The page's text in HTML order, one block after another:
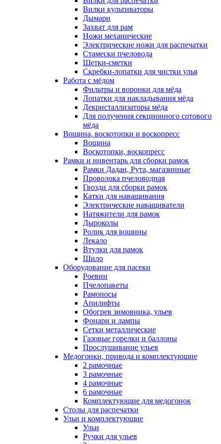
Вилки культиваторы
Дымари
Захват для рам
Ножи механические
Электрические ножи для распечатки
Стамески пчеловода
Щетки-сметки
Скребки-лопатки для чистки улья
Работа с мёдом
Фильтры и воронки для мёда
Лопатки для накладывания мёда
Декристаллизаторы мёда
Для получения секционного сотового
мёда
Вощина, воскотопки и воскопресс
Вощина
Воскотопки, воскопресс
Рамки и инвентарь для сборки рамок
Рамки Дадан, Рута, магазинные
Проволока пчеловодная
Гвозди для сборки рамок
Катки для наващивания
Электрические наващиватели
Натяжители для рамок
Дыроколы
Ролик для вощины
Лекало
Втулки для рамок
Шило
Оборудование для пасеки
Роевни
Пчелопакеты
Рамоносы
Апилифты
Обогрев зимовника, ульев
Фонари и лампы
Сетки металлические
Газовые горелки и баллоны
Прослушивание ульев
Медогонки, привода и комплектующие
2 рамочные
3 рамочные
4 рамочные
6 рамочные
Комплектующие для медогонок
Столы для распечатки
Ульи и комплектующие
Ульи
Ручки для ульев